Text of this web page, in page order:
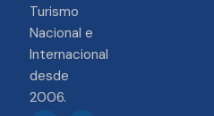
Turismo
Nacional e
Internacional
desde
2006.